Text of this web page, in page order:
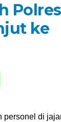
ke
personel di